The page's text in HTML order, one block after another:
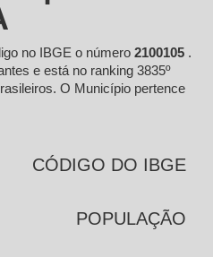
no IBGE o número 2100105 .
e está no ranking 3835º
O Município pertence
CÓDIGO DO IBGE
POPULAÇÃO